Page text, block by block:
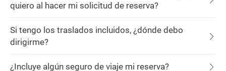
quiero al hacer mi solicitud de reserva?
Si tengo los traslados incluidos, ¿dónde debo
dirigirme?
¿Incluye algún seguro de viaje mi reserva?